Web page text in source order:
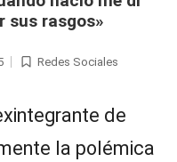
sus rasgos»
Publicada
Redes Sociales
de
la polémica